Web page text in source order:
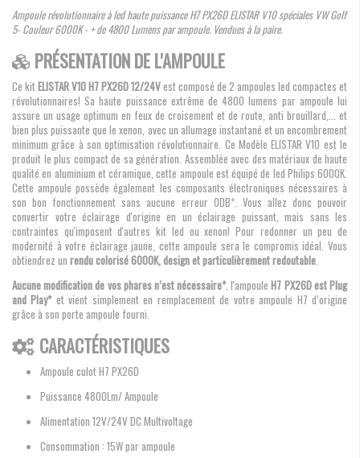
Ampoule révolutionnaire à led haute puissance H7 PX26D ELISTAR V10 spéciales VW Golf
5- Couleur 6000K - + de 4800 Lumens par ampoule. Vendues à la paire.
PRÉSENTATION DE L'AMPOULE
Ce kit ELISTAR V10 H7 PX26D 12/24Vest composé de 2 ampoules led compactes et
révolutionnaires! Sa haute puissance extrême de 4800 lumens par ampoule lui
assure un usage optimum en feux de croisement et de route, anti brouillard,... et
bien plus puissante que le xenon, avec un allumage instantané et un encombrement
minimum grâce à son optimisation révolutionnaire. Ce Modèle ELISTAR V10 est le
produit le plus compact de sa génération. Assemblée avec des matériaux de haute
qualité en aluminium et céramique, cette ampoule est équipé de led Philips 6000K.
Cette ampoule possède également les composants électroniques nécessaires à
son bon fonctionnement sans aucune erreur ODB*. Vous allez donc pouvoir
convertir votre éclairage d'origine en un éclairage puissant, mais sans les
contraintes qu'imposent d'autres kit led ou xenon! Pour redonner un peu de
modernité à votre éclairage jaune, cette ampoule sera le compromis idéal. Vous
obtiendrez un rendu colorisé 6000K, design et particulièrement redoutable.
Aucune modification de vos phares n’est nécessaire*, l'ampouleH7 PX26D est Plug
and Play*et vient simplement en remplacement de votre ampoule H7 d’origine
grâce à son porte ampoule fourni.
CARACTÉRISTIQUES
Ampoule culot H7 PX26D
Puissance 4800Lm/ Ampoule
Alimentation 12V/24V DC Multivoltage
Consommation : 15W par ampoule